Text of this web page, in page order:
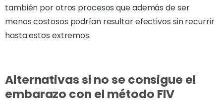
también por otros procesos que además de ser
menos costosos podrían resultar efectivos sin recurrir
hasta estos extremos.
Alternativas si no se consigue el
embarazo con el método FIV